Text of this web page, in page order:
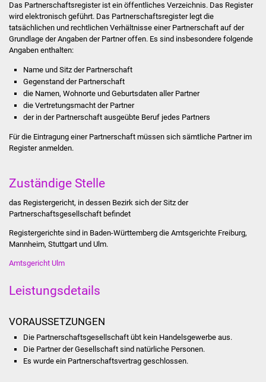
Veröffentlichungen
Ortsrecht
Wahlen
Stadtinfo
Projekte
Schulentwicklung Bizet
Presse
Das Partnerschaftsregister ist ein öffentliches Verzeichnis. Das Register
wird elektronisch geführt. Das Partnerschaftsregister legt die
tatsächlichen und rechtlichen Verhältnisse einer Partnerschaft auf der
Grundlage der Angaben der Partner offen. Es sind insbesondere folgende
Angaben enthalten:
Name und Sitz der Partnerschaft
Gegenstand der Partnerschaft
die Namen, Wohnorte und Geburtsdaten aller Partner
die Vertretungsmacht der Partner
der in der Partnerschaft ausgeübte Beruf jedes Partners
Für die Eintragung einer Partnerschaft müssen sich sämtliche Partner im
Register anmelden.
Zuständige Stelle
das Registergericht, in dessen Bezirk sich der Sitz der
Partnerschaftsgesellschaft befindet
Registergerichte sind in Baden-Württemberg die Amtsgerichte Freiburg,
Mannheim, Stuttgart und Ulm.
Amtsgericht Ulm
Leistungsdetails
VORAUSSETZUNGEN
Die Partnerschaftsgesellschaft übt kein Handelsgewerbe aus.
Die Partner der Gesellschaft sind natürliche Personen.
Es wurde ein Partnerschaftsvertrag geschlossen.